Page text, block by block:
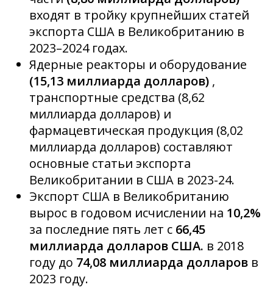
входят в тройку крупнейших статей
экспорта США в Великобританию в
2023–2024 годах.
Ядерные реакторы и оборудование
(15,13 миллиарда долларов) ,
транспортные средства (8,62
миллиарда долларов) и
фармацевтическая продукция (8,02
миллиарда долларов) составляют
основные статьи экспорта
Великобритании в США в 2023-24.
Экспорт США в Великобританию
вырос в годовом исчислении на 10,2%
за последние пять лет с 66,45
миллиарда долларов США. в 2018
году до 74,08 миллиарда долларов в
2023 году.